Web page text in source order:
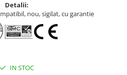
Detalii:
nou, sigilat, cu garantie
IN STOC